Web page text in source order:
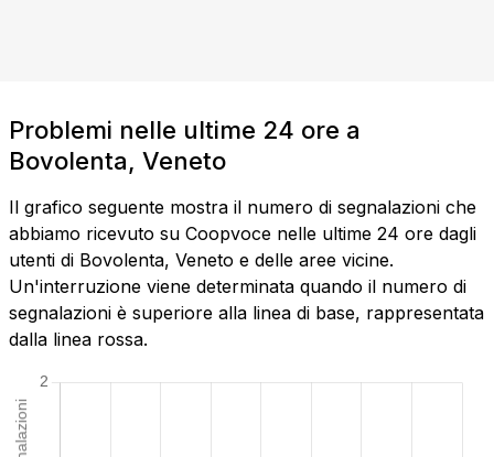
Problemi nelle ultime 24 ore a
Bovolenta, Veneto
Il grafico seguente mostra il numero di segnalazioni che
abbiamo ricevuto su Coopvoce nelle ultime 24 ore dagli
utenti di Bovolenta, Veneto e delle aree vicine.
Un'interruzione viene determinata quando il numero di
segnalazioni è superiore alla linea di base, rappresentata
dalla linea rossa.